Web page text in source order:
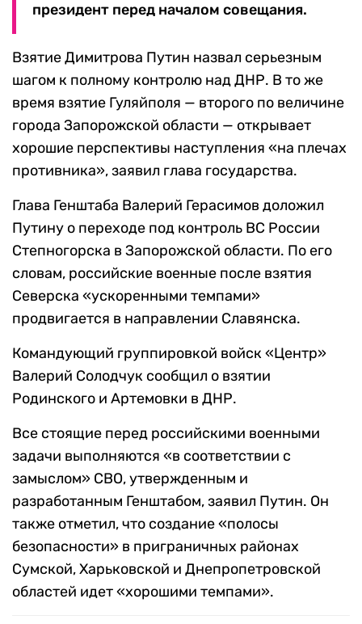
президент перед началом совещания.
Взятие Димитрова Путин назвал серьезным
шагом к полному контролю над ДНР. В то же
время взятие Гуляйполя — второго по величине
города Запорожской области — открывает
хорошие перспективы наступления «на плечах
противника», заявил глава государства.
Глава Генштаба Валерий Герасимов доложил
Путину о переходе под контроль ВС России
Степногорска в Запорожской области. По его
словам, российские военные после взятия
Северска «ускоренными темпами»
продвигается в направлении Славянска.
Командующий группировкой войск «Центр»
Валерий Солодчук сообщил о взятии
Родинского и Артемовки в ДНР.
Все стоящие перед российскими военными
задачи выполняются «в соответствии с
замыслом» СВО, утвержденным и
разработанным Генштабом, заявил Путин. Он
также отметил, что создание «полосы
безопасности» в приграничных районах
Сумской, Харьковской и Днепропетровской
областей идет «хорошими темпами».